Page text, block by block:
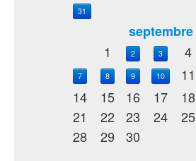
31
septembre
1
2 3 4
7 8 9 10 11
14
15 16 17 18
21
22 23 24 25
28
29
30